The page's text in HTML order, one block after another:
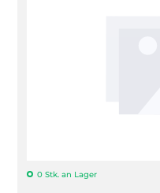
0 Stk. an Lager